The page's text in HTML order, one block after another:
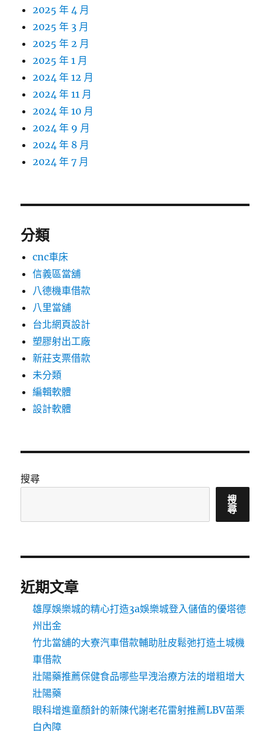
2025 年 4 月
2025 年 3 月
2025 年 2 月
2025 年 1 月
2024 年 12 月
2024 年 11 月
2024 年 10 月
2024 年 9 月
2024 年 8 月
2024 年 7 月
分類
cnc車床
信義區當舖
八德機車借款
八里當舖
台北網頁設計
塑膠射出工廠
新莊支票借款
未分類
編輯軟體
設計軟體
搜尋
搜
尋
近期文章
雄厚娛樂城的精心打造3a娛樂城登入儲值的優塔德
州出金
竹北當舖的大寮汽車借款輔助肚皮鬆弛打造土城機
車借款
壯陽藥推薦保健食品哪些早洩治療方法的增粗增大
壯陽藥
眼科增進童顏針的新陳代謝老花雷射推薦LBV苗栗
白內障